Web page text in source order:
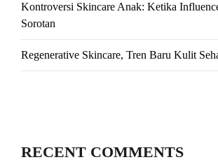
Kontroversi Skincare Anak: Ketika
Sorotan
Regenerative Skincare, Tren Baru Kulit
RECENT COMMENTS